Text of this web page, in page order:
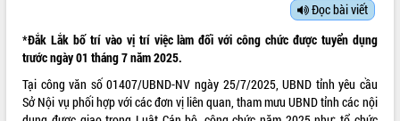
SỞ, BAN, NGÀNH
UBND CÁC XÃ, PHƯỜNG
Đọc bài viết
*Đắk Lắk bố trí vào vị trí việc làm đối với công chức được tuyển dụng
trước ngày 01 tháng 7 năm 2025.
Tại công văn số01407/UBND-NV ngày 25/7/2025, UBND tỉnh yêu cầu
Sở Nội vụ phối hợp với các đơn vị liên quan, tham mưu UBND tỉnh các nội